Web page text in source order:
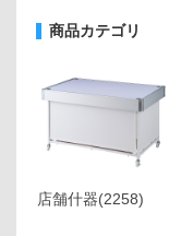
商品カテゴリ
店舗什器(2258)